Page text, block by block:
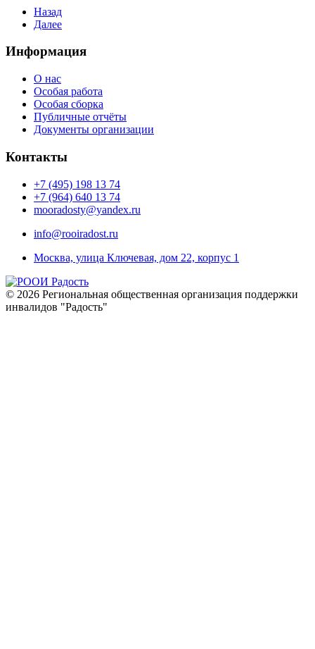
Назад
Далее
Информация
О нас
Особая работа
Особая сборка
Публичные отчёты
Документы организации
Контакты
+7 (495) 198 13 74
+7 (964) 640 13 74
mooradosty@yandex.ru
info@rooiradost.ru
Москва, улица Ключевая, дом 22, корпус 1
© 2026 Региональная общественная организация поддержки
инвалидов "Радость"